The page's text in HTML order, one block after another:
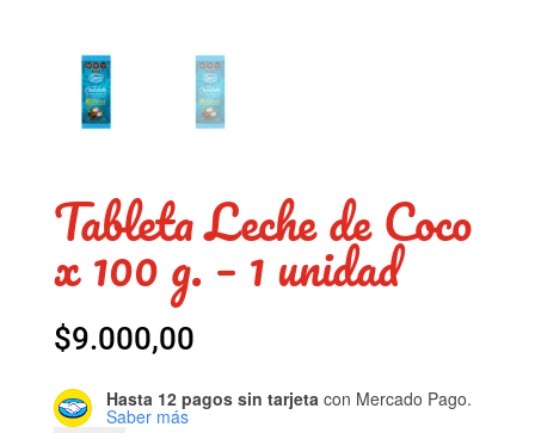
Tableta Leche de Coco
x 100 g. – 1 unidad
$9.000,00
Hasta 12 pagos sin tarjeta con Mercado Pago.
Saber más